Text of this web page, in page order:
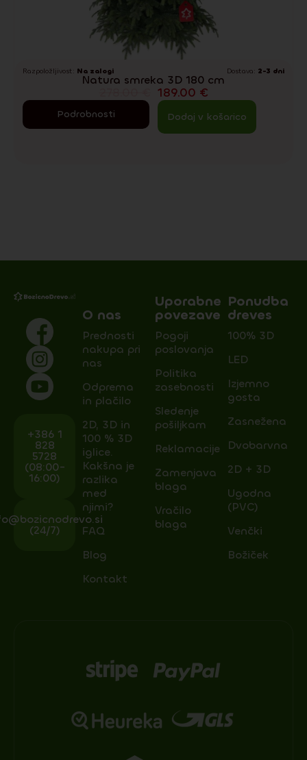
Razpoložljivost: Na zalogi Dostava: 2-3 dni
Natura smreka 3D 180 cm
189.00 €
Podrobnosti Dodaj v košarico
+386 1
828
5728
(08:00-
16:00)
(24/7)
O nas
Prednosti
nakupa pri
nas
Odprema
in plačilo
2D, 3D in
100 % 3D
iglice.
Kakšna je
razlika
med
njimi?
FAQ
Blog
Kontakt
Uporabne
povezave
Pogoji
poslovanja
Politika
zasebnosti
Sledenje
pošiljkam
Reklamacije
Zamenjava
blaga
Vračilo
blaga
Ponudba
dreves
100% 3D
LED
Izjemno
gosta
Zasnežena
Dvobarvna
2D + 3D
Ugodna
(PVC)
Venčki
Božiček